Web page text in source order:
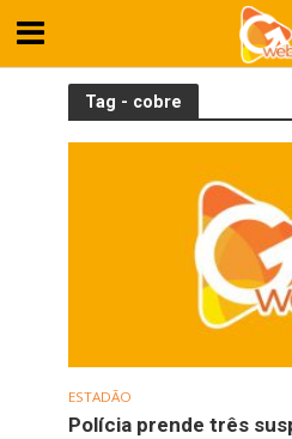
Tag - cobre
ESTADÃO
Polícia prende três